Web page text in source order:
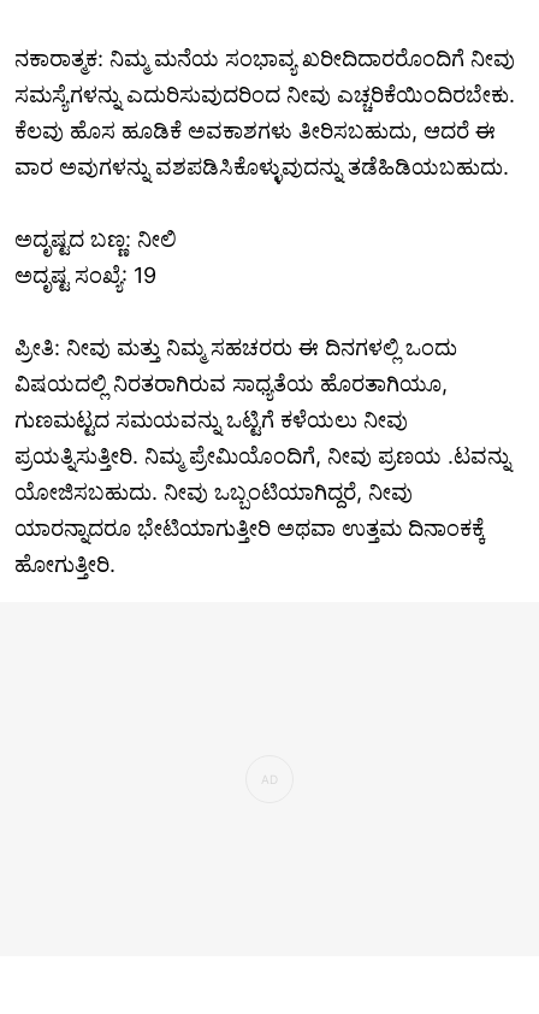
ನಕಾರಾತ್ಮಕ: ನಿಮ್ಮ ಮನೆಯ ಸಂಭಾವ್ಯ ಖರೀದಿದಾರರೊಂದಿಗೆ ನೀವು
ಸಮಸ್ಯೆಗಳನ್ನು ಎದುರಿಸುವುದರಿಂದ ನೀವು ಎಚ್ಚರಿಕೆಯಿಂದಿರಬೇಕು.
ಕೆಲವು ಹೊಸ ಹೂಡಿಕೆ ಅವಕಾಶಗಳು ತೀರಿಸಬಹುದು, ಆದರೆ ಈ
ವಾರ ಅವುಗಳನ್ನು ವಶಪಡಿಸಿಕೊಳ್ಳುವುದನ್ನು ತಡೆಹಿಡಿಯಬಹುದು.
ಅದೃಷ್ಟದ ಬಣ್ಣ: ನೀಲಿ
ಅದೃಷ್ಟ ಸಂಖ್ಯೆ: 19
ಪ್ರೀತಿ: ನೀವು ಮತ್ತು ನಿಮ್ಮ ಸಹಚರರು ಈ ದಿನಗಳಲ್ಲಿ ಒಂದು
ವಿಷಯದಲ್ಲಿ ನಿರತರಾಗಿರುವ ಸಾಧ್ಯತೆಯ ಹೊರತಾಗಿಯೂ,
ಗುಣಮಟ್ಟದ ಸಮಯವನ್ನು ಒಟ್ಟಿಗೆ ಕಳೆಯಲು ನೀವು
ಪ್ರಯತ್ನಿಸುತ್ತೀರಿ. ನಿಮ್ಮ ಪ್ರೇಮಿಯೊಂದಿಗೆ, ನೀವು ಪ್ರಣಯ .ಟವನ್ನು
ಯೋಜಿಸಬಹುದು. ನೀವು ಒಬ್ಬಂಟಿಯಾಗಿದ್ದರೆ, ನೀವು
ಯಾರನ್ನಾದರೂ ಭೇಟಿಯಾಗುತ್ತೀರಿ ಅಥವಾ ಉತ್ತಮ ದಿನಾಂಕಕ್ಕೆ
ಹೋಗುತ್ತೀರಿ.